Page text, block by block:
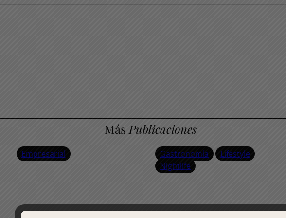
Más Publicaciones
Empresarial Gastronomía
Lifestyle
Nightlife